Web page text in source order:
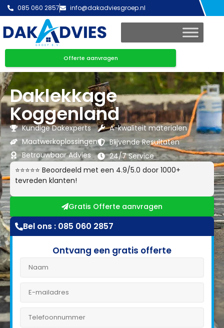
085 060 2857 info@dakadviesgroep.nl
Offerte aanvragen
Daklekkage
Koggenland
Kundige Dakexperts
Maatwerkoplossingen
Betrouwbaar Advies
A-kwaliteit materialen
Blijvende Resultaten
24/7 Service
⭐⭐⭐⭐⭐ Beoordeeld met een 4.9/5.0 door 1000+
tevreden klanten!
Gratis Offerte aanvragen
Bel ons : 085 060 2857
Ontvang een gratis offerte